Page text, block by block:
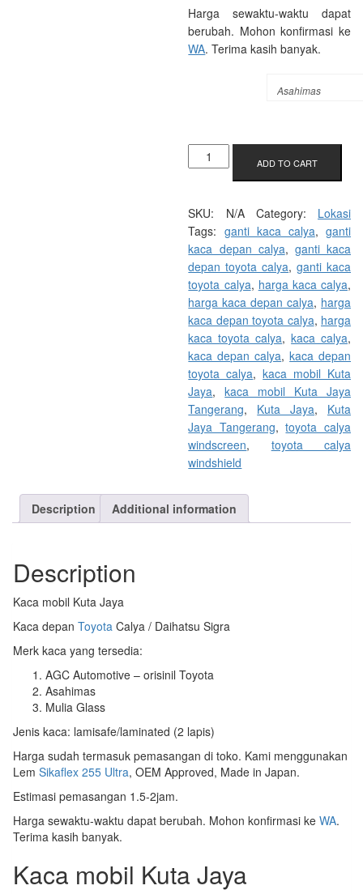
Harga sewaktu-waktu dapat
berubah. Mohon konfirmasi ke
WA. Terima kasih banyak.
KACA
MOBIL
ADD TO CART
SKU: N/A Category: Lokasi
Tags: ganti kaca calya, ganti
kaca depan calya, ganti kaca
depan toyota calya,ganti kaca
toyota calya, harga kaca calya,
harga kaca depan calya, harga
kaca depan toyota calya, harga
kaca toyota calya,kaca calya,
kaca depan calya,kaca depan
toyota calya,kaca mobil Kuta
Jaya,kaca mobil Kuta Jaya
Tangerang, Kuta Jaya, Kuta
Jaya Tangerang,toyota calya
windscreen, toyota calya
windshield
Description Additional information
Description
Kaca mobil Kuta Jaya
Kaca depan Toyota Calya / Daihatsu Sigra
Merk kaca yang tersedia:
AGC Automotive – orisinil Toyota
Asahimas
Mulia Glass
Jenis kaca: lamisafe/laminated (2 lapis)
Harga sudah termasuk pemasangan di toko. Kami menggunakan
Lem Sikaflex 255 Ultra, OEM Approved, Made in Japan.
Estimasi pemasangan 1.5-2jam.
Harga sewaktu-waktu dapat berubah. Mohon konfirmasi ke WA.
Terima kasih banyak.
Kaca mobil Kuta Jaya